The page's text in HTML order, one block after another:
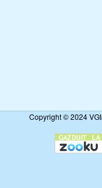
Copyright © 2024